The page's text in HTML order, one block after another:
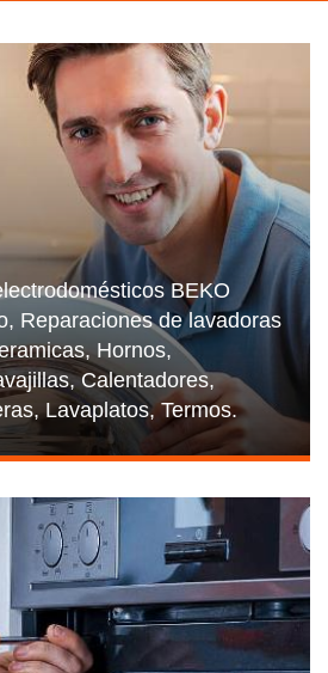
BEKO
Reparaciones de lavadoras
Hornos,
Calentadores,
Lavaplatos, Termos.